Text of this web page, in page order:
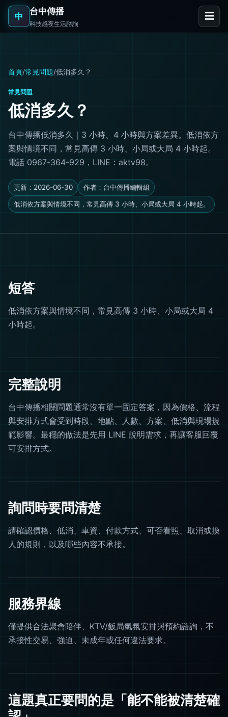
中 台中傳播
科技感夜生活諮詢
☰
首頁/常見問題/低消多久？
常見問題
低消多久？
台中傳播低消多久｜3 小時、4 小時與方案差異。低消依方
案與情境不同，常見高傳 3 小時、小局或大局 4 小時起。
電話 0967-364-929，LINE：aktv98。
更新：2026-06-30 作者：台中傳播編輯組
低消依方案與情境不同，常見高傳 3 小時、小局或大局 4 小時起。
短答
低消依方案與情境不同，常見高傳 3 小時、小局或大局 4
小時起。
完整說明
台中傳播相關問題通常沒有單一固定答案，因為價格、流程
與安排方式會受到時段、地點、人數、方案、低消與現場規
範影響。最穩的做法是先用 LINE 說明需求，再讓客服回覆
可安排方式。
詢問時要問清楚
請確認價格、低消、車資、付款方式、可否看照、取消或換
人的規則，以及哪些內容不承接。
服務界線
僅提供合法聚會陪伴、KTV/飯局氣氛安排與預約諮詢，不
承接性交易、強迫、未成年或任何違法要求。
這題真正要問的是「能不能被清楚確